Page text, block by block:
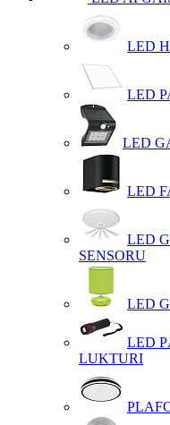
LED
LED
LED
LED
LED
SENSORU
LED
LED
LUKTURI